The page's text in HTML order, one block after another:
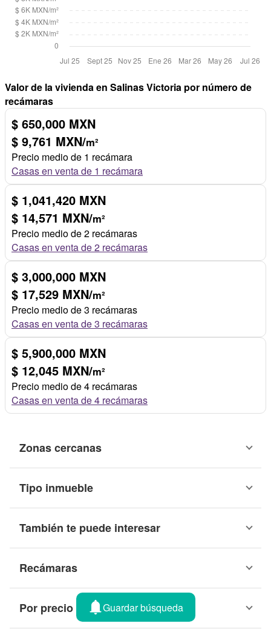
Valor de la vivienda en Salinas Victoria por número de
recámaras
$ 650,000 MXN
$ 9,761 MXN/m²
Precio medio de 1 recámara
Casas en venta de 1 recámara
$ 1,041,420 MXN
$ 14,571 MXN/m²
Precio medio de 2 recámaras
Casas en venta de 2 recámaras
$ 3,000,000 MXN
$ 17,529 MXN/m²
Precio medio de 3 recámaras
Casas en venta de 3 recámaras
$ 5,900,000 MXN
$ 12,045 MXN/m²
Precio medio de 4 recámaras
Casas en venta de 4 recámaras
Zonas cercanas
Tipo inmueble
También te puede interesar
Recámaras
Por precio Guardar búsqueda